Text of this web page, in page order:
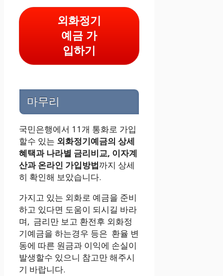
외화정기
예금 가
입하기
마무리
국민은행에서 11개 통화로 가입
할수 있는 외화정기예금의 상세
혜택과 나라별 금리비교, 이자계
산과 온라인 가입방법까지 상세
히 확인해 보았습니다.
가지고 있는 외화로 예금을 준비
하고 있다면 도움이 되시길 바라
며, 금리만 보고 환전후 외화정
기예금을 하는경우 등은 환율 변
동에 따른 원금과 이익에 손실이
발생할수 있으니 참고만 해주시
기 바랍니다.